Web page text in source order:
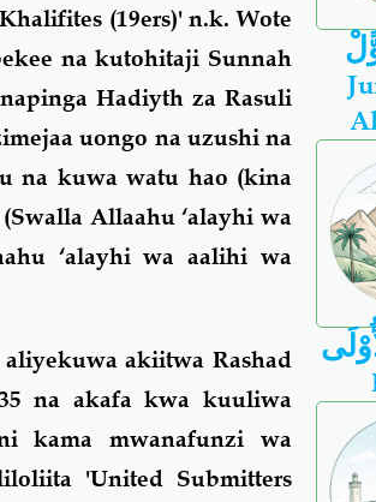
(19ers)' n.k. Wote
na kutohitaji Sunnah
Hadiyth za Rasuli
uongo na uzushi na
na kuwa watu hao (kina
Allaahu ‘alayhi wa
‘alayhi wa aalihi wa
akiitwa Rashad
na akafa kwa kuuliwa
kama mwanafunzi wa
'United Submitters